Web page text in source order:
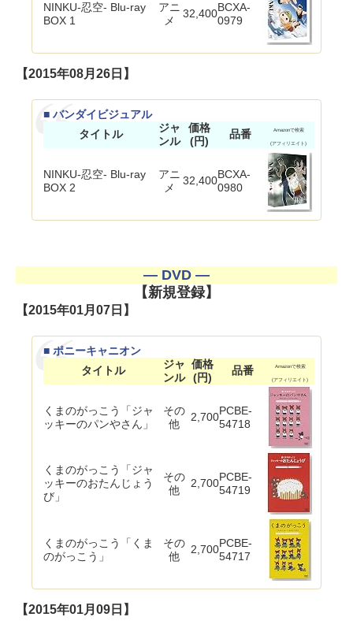
NINKU-忍空- Blu-ray
BOX 1
アニ
メ
32,400BCXA-
0979
【2015年08月26日】
■ バンダイビジュアル
タイトル
ジャ
ンル
価格
(円)
品番 Amazonで検索
(アフィリエイト)
NINKU-忍空- Blu-ray
BOX 2
アニ
メ
32,400BCXA-
0980
― DVD ―
【新規登録】
【2015年01月07日】
■ ポニーキャニオン
タイトル
ジャ
ンル
価格
(円)
品番 Amazonで検索
(アフィリエイト)
くまのがっこう「ジャ
ッキーのパンやさん」
その
他
2,700PCBE-
54718
くまのがっこう「ジャ
ッキーのおたんじょう
び」
その
他
2,700PCBE-
54719
くまのがっこう「くま
のがっこう」
その
他
2,700PCBE-
54717
【2015年01月09日】